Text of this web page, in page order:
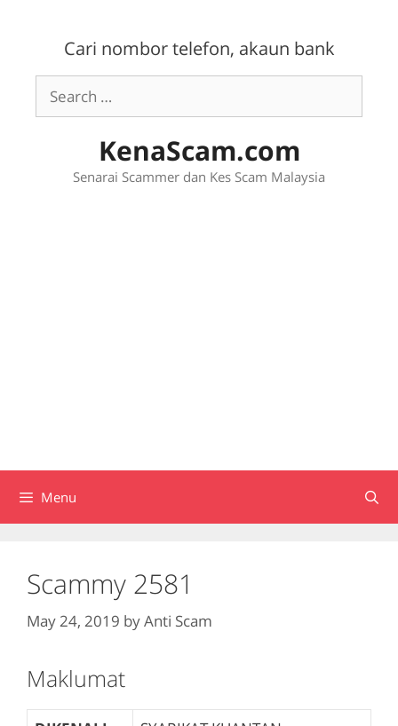
Cari nombor telefon, akaun bank
Search
for:
KenaScam.com
Senarai Scammer dan Kes Scam Malaysia
Menu
Scammy 2581
May 24, 2019 byAnti Scam
Maklumat